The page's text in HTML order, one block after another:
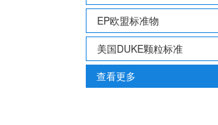
EP欧盟标准物
美国DUKE颗粒标准
查看更多